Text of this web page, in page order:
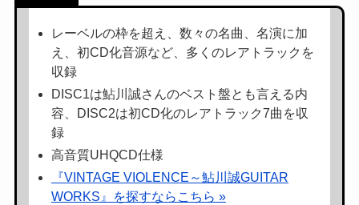
レーベルの枠を超え、数々の名曲、名演に加
え、初CD化音源など、多くのレアトラックを
収録
DISC1は鮎川誠さんのベスト盤とも言える内
容、DISC2は初CD化のレアトラック7曲を収
録
高音質UHQCD仕様
『VINTAGE VIOLENCE～鮎川誠GUITAR
WORKS』を探すならこちら »